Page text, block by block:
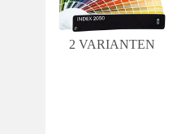
2 VARIANTEN